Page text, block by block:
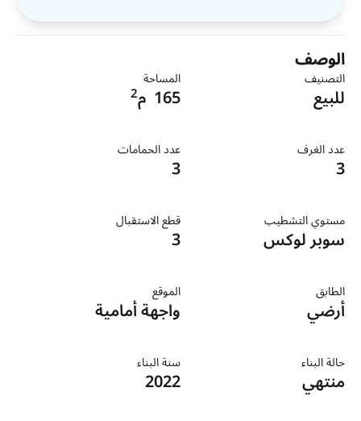
الوصف
التصنيف
للبيع
المساحة
165 م2
عدد الغرف
3
عدد الحمامات
3
مستوي التشطيب
سوبر لوكس
قطع الاستقبال
3
الطابق
أرضي
الموقع
واجهة أمامية
حالة البناء
منتهي
سنة البناء
2022